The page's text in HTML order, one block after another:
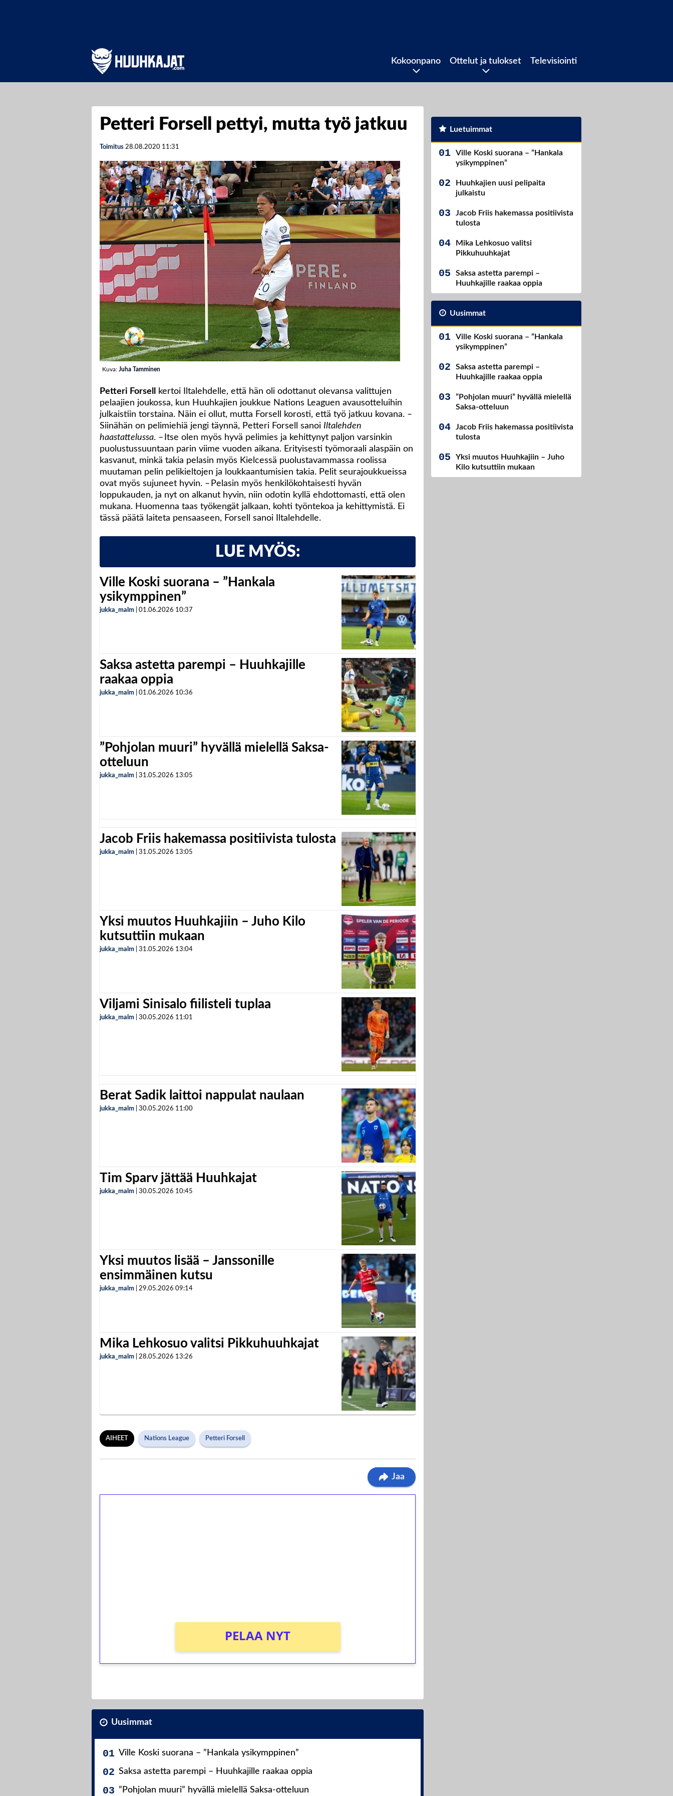
Kokoonpano Ottelut ja tulokset Televisiointi
Petteri Forsell pettyi, mutta työ jatkuu
Toimitus 28.08.2020 11:31
Kuva: Juha Tamminen
Petteri Forsell
kertoi Iltalehdelle, että hän oli odottanut olevansa valittujen
pelaajien joukossa, kun Huuhkajien joukkue Nations Leaguen avausotteluihin
julkaistiin torstaina. Näin ei ollut, mutta Forsell korosti, että työ jatkuu kovana. –
Siinähän on pelimiehiä jengi täynnä, Petteri Forsell sanoi Iltalehden
haastattelussa. – Itse olen myös hyvä pelimies ja kehittynyt paljon varsinkin
puolustussuuntaan parin viime vuoden aikana. Erityisesti työmoraali alaspäin on
kasvanut, minkä takia pelasin myös Kielcessä puolustavammassa roolissa
muutaman pelin pelikieltojen ja loukkaantumisien takia. Pelit seurajoukkueissa
ovat myös sujuneet hyvin. – Pelasin myös henkilökohtaisesti hyvän
loppukauden, ja nyt on alkanut hyvin, niin odotin kyllä ehdottomasti, että olen
mukana. Huomenna taas työkengät jalkaan, kohti työntekoa ja kehittymistä. Ei
tässä päätä laiteta pensaaseen, Forsell sanoi Iltalehdelle.
LUE MYÖS:
Ville Koski suorana – ”Hankala
ysikymppinen”
jukka_malm 01.06.2026 10:37
Saksa astetta parempi – Huuhkajille
raakaa oppia
jukka_malm 01.06.2026 10:36
”Pohjolan muuri” hyvällä mielellä Saksa-
otteluun
jukka_malm 31.05.2026 13:05
Jacob Friis hakemassa positiivista tulosta
jukka_malm 31.05.2026 13:05
Yksi muutos Huuhkajiin – Juho Kilo
kutsuttiin mukaan
jukka_malm 31.05.2026 13:04
Viljami Sinisalo fiilisteli tuplaa
jukka_malm 30.05.2026 11:01
Berat Sadik laittoi nappulat naulaan
jukka_malm 30.05.2026 11:00
Tim Sparv jättää Huuhkajat
jukka_malm 30.05.2026 10:45
Yksi muutos lisää – Janssonille
ensimmäinen kutsu
jukka_malm 29.05.2026 09:14
Mika Lehkosuo valitsi Pikkuhuuhkajat
jukka_malm 28.05.2026 13:26
AIHEET Nations League Petteri Forsell
Jaa
PELAA NYT
Uusimmat
Ville Koski suorana – ”Hankala ysikymppinen”
Saksa astetta parempi – Huuhkajille raakaa oppia
”Pohjolan muuri” hyvällä mielellä Saksa-otteluun
Luetuimmat
Ville Koski suorana – ”Hankala
ysikymppinen”
Huuhkajien uusi pelipaita
julkaistu
Jacob Friis hakemassa positiivista
tulosta
Mika Lehkosuo valitsi
Pikkuhuuhkajat
Saksa astetta parempi –
Huuhkajille raakaa oppia
Uusimmat
Ville Koski suorana – ”Hankala
ysikymppinen”
Saksa astetta parempi –
Huuhkajille raakaa oppia
”Pohjolan muuri” hyvällä mielellä
Saksa-otteluun
Jacob Friis hakemassa positiivista
tulosta
Yksi muutos Huuhkajiin – Juho
Kilo kutsuttiin mukaan